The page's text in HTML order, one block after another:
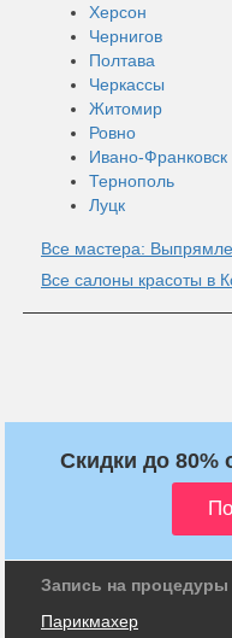
Херсон
Чернигов
Полтава
Черкассы
Житомир
Ровно
Ивано-Франковск
Тернополь
Луцк
Все мастера:
Все салоны красоты в
Скидки до 80%
Запись на
Парикмахер